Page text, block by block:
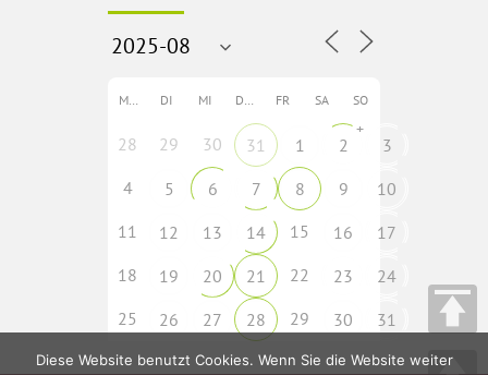
DI MI FR SA SO
28 29 30 31 1 2
+
3
4
5 6 7 8 9
10
11
12 13 14 15 16
17
18
19 20 21 22 23
24
25
26 27 28 29 30 31
Diese Website benutzt Cookies. Wenn Sie die Website weiter